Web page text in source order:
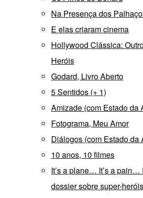
Na Presença dos
E elas criaram cinema
Hollywood Clássica:
Heróis
Godard, Livro Aberto
5 Sentidos (+ 1)
Amizade (com Estado da
Fotograma, Meu Amor
Diálogos (com Estado da
10 anos, 10 filmes
It’s a plane… It’s a pain…
dossier sobre super-heróis